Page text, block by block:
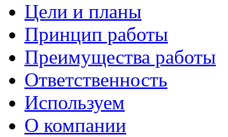
Цели и планы
Принцип работы
Преимущества работы
Ответственность
Используем
О компании